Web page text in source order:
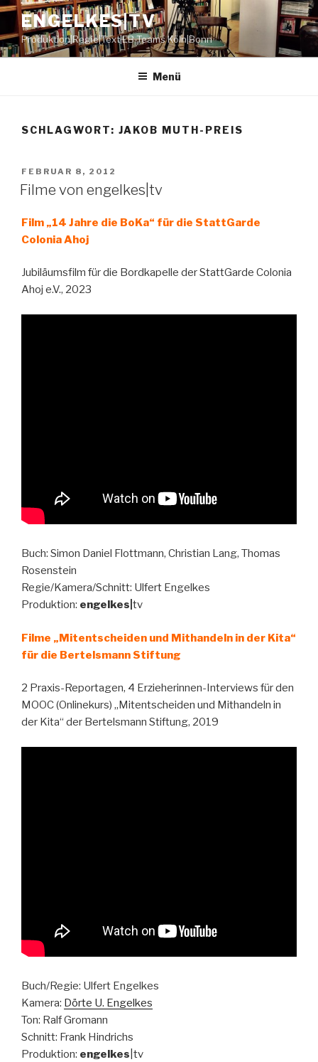
Zum
Inhalt
springen
ENGELKES|TV
Produktion|Regie|Text|EB-Teams Köln|Bonn
Menü
SCHLAGWORT: JAKOB MUTH-PREIS
VERÖFFENTLICHT
AM
FEBRUAR 8, 2012
Filme von engelkes|tv
Film „14 Jahre die BoKa“ für die StattGarde
Colonia Ahoj
Jubiläumsfilm für die Bordkapelle der StattGarde Colonia
Ahoj e.V., 2023
Buch: Simon Daniel Flottmann, Christian Lang, Thomas
Rosenstein
Regie/Kamera/Schnitt: Ulfert Engelkes
Produktion: engelkes| tv
Filme „Mitentscheiden und Mithandeln in der Kita“
für die Bertelsmann Stiftung
2 Praxis-Reportagen, 4 Erzieherinnen-Interviews für den
MOOC (Onlinekurs) „Mitentscheiden und Mithandeln in
der Kita“ der Bertelsmann Stiftung, 2019
Buch/Regie: Ulfert Engelkes
Kamera: Dörte U. Engelkes
Ton: Ralf Gromann
Schnitt: Frank Hindrichs
Produktion: engelkes |tv